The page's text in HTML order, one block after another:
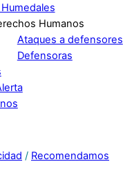
Humanos
Ataques a defensores
Defensoras
/ Recomendamos